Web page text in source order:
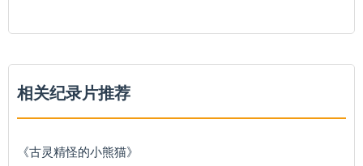
相关纪录片推荐
《古灵精怪的小熊猫》